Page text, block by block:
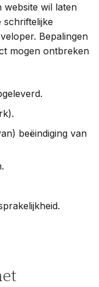
website wil laten
schriftelijke
Bepalingen
mogen ontbreken
beëindiging van